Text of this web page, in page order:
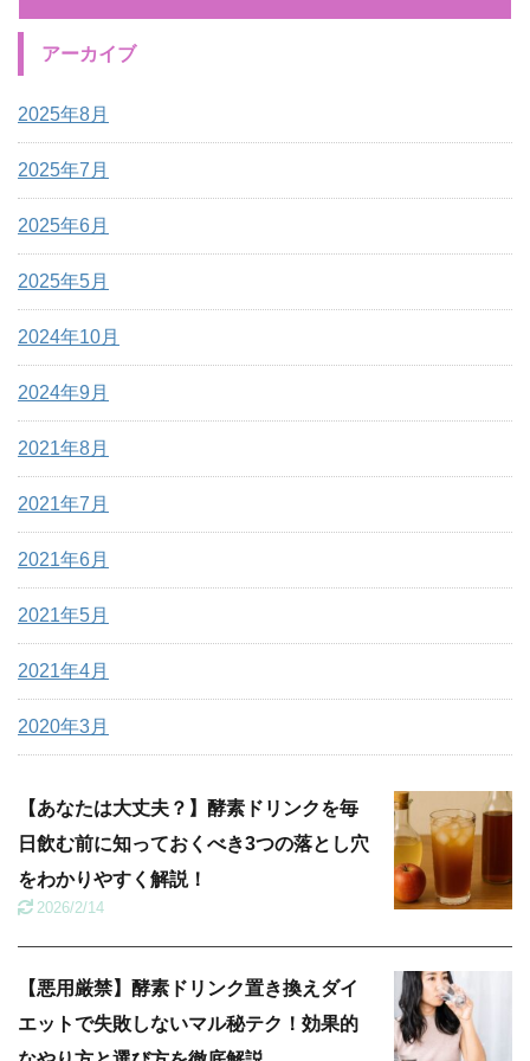
アーカイブ
2025年8月
2025年7月
2025年6月
2025年5月
2024年10月
2024年9月
2021年8月
2021年7月
2021年6月
2021年5月
2021年4月
2020年3月
【あなたは大丈夫？】酵素ドリンクを毎
日飲む前に知っておくべき3つの落とし穴
をわかりやすく解説！
2026/2/14
【悪用厳禁】酵素ドリンク置き換えダイ
エットで失敗しないマル秘テク！効果的